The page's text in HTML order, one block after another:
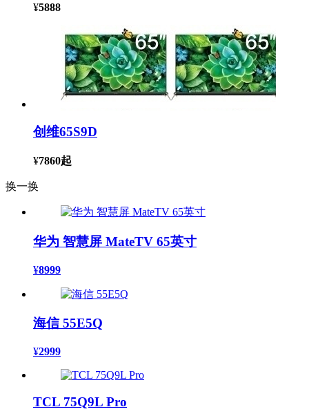
¥5888
创维65S9D
¥7860起
换一换
华为 智慧屏 MateTV 65英寸
¥8999
海信 55E5Q
¥2999
TCL 75Q9L Pro